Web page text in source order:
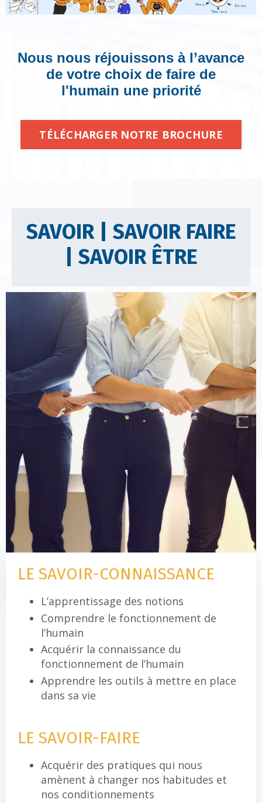
Nous nous réjouissons à l’avance
de votre choix de faire de
l'humain une priorité
TÉLÉCHARGER NOTRE BROCHURE
SAVOIR | SAVOIR FAIRE
| SAVOIR ÊTRE
LE SAVOIR-CONNAISSANCE
L’apprentissage des notions
Comprendre le fonctionnement de
l’humain
Acquérir la connaissance du
fonctionnement de l’humain
Apprendre les outils à mettre en place
dans sa vie
LE SAVOIR-FAIRE
Acquérir des pratiques qui nous
amènent à changer nos habitudes et
nos conditionnements